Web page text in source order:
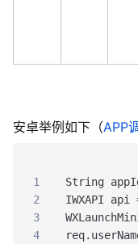
安卓举例如下（APP
1
String
2
IWXAPI api
3
4